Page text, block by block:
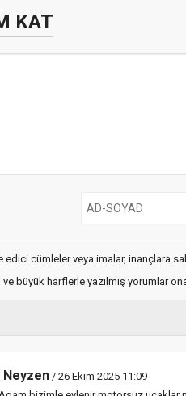
KAT
cümleler veya imalar, inançlara
büyük harflerle yazılmış yorumlar
/ 26 Ekim 2025 11:09